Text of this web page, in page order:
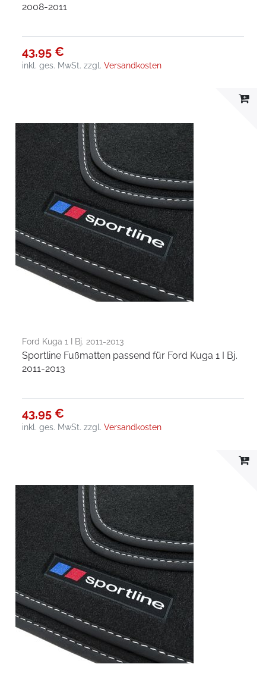
2008-2011
43,95 €
inkl. ges. MwSt. zzgl.Versandkosten
Ford Kuga 1 I Bj. 2011-2013
Sportline Fußmatten passend für Ford Kuga 1 I Bj.
2011-2013
43,95 €
inkl. ges. MwSt. zzgl.Versandkosten